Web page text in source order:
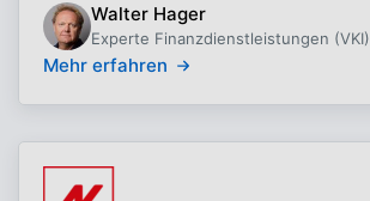
Walter Hager
Experte Finanzdienstleistungen (VKI)
Mehr erfahren